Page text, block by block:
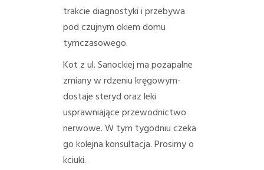
trakcie diagnostyki i przebywa
pod czujnym okiem domu
tymczasowego.
Kot z ul. Sanockiej ma pozapalne
zmiany w rdzeniu kręgowym-
dostaje steryd oraz leki
usprawniające przewodnictwo
nerwowe. W tym tygodniu czeka
go kolejna konsultacja. Prosimy o
kciuki.